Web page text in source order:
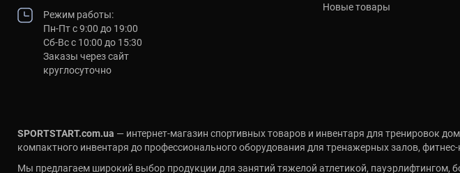
Режим работы:
Пн-Пт с 9:00 до 19:00
Сб-Вс с 10:00 до 15:30
Заказы через сайт
круглосуточно
Новые товары
SPORTSTART.com.ua — интернет-магазин спортивных товаров и инвентаря для тренировок
компактного инвентаря до профессионального оборудования для тренажерных залов, фитнес-
Мы предлагаем широкий выбор продукции для занятий тяжелой атлетикой,